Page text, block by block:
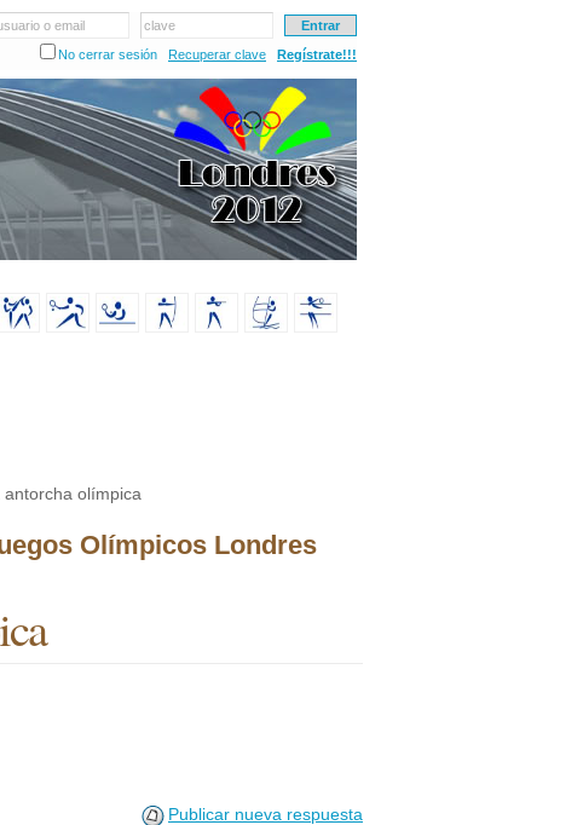
o email
clave
No cerrar sesión
Recuperar clave Regístrate!!!
olímpica
Olímpicos Londres
Publicar nueva respuesta